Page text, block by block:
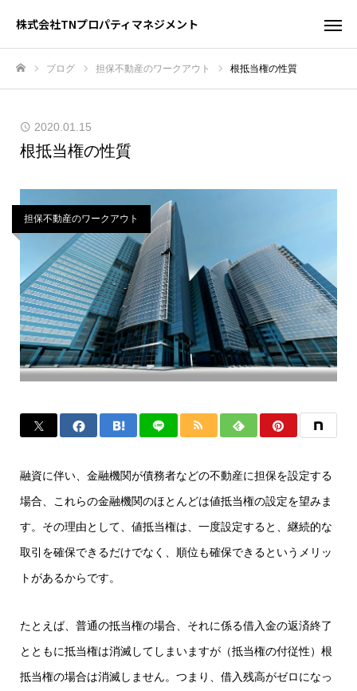
株式会社TNプロパティマネジメント
ブログ 担保不動産のワークアウト 根抵当権の性質
2020.01.15
根抵当権の性質
担保不動産のワークアウト
融資に伴い、金融機関が債務者などの不動産に担保を設定する
場合、これらの金融機関のほとんどは値抵当権の設定を望みま
す。その理由として、値抵当権は、一度設定すると、継続的な
取引を確保できるだけでなく、順位も確保できるというメリッ
トがあるからです。
たとえば、普通の抵当権の場合、それに係る借入金の返済終了
とともに抵当権は消滅してしまいますが（抵当権の付従性）根
抵当権の場合は消滅しません。つまり、借入残高がゼロになっ